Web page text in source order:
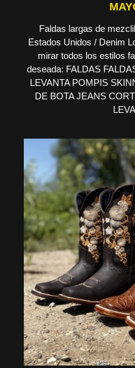
Faldas largas de
Estados Unidos / Denim
mirar todos los estilos
deseada: FALDAS
LEVANTA POMPIS
DE BOTA JEANS